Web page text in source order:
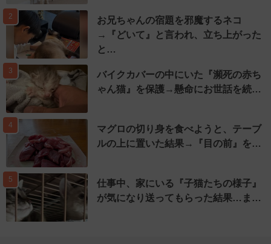
2
お兄ちゃんの宿題を邪魔するネコ
→『どいて』と言われ、立ち上がった
と…
3
バイクカバーの中にいた『瀕死の赤ち
ゃん猫』を保護→懸命にお世話を続…
4
マグロの切り身を食べようと、テーブ
ルの上に置いた結果→『目の前』を…
5
仕事中、家にいる『子猫たちの様子』
が気になり送ってもらった結果…ま…